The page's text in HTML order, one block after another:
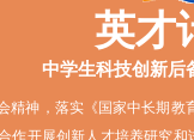
英才
中学生科技创新后
精神，落实《国家中长期教
作开展创新人才培养研究